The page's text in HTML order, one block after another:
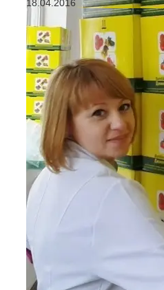
18.04.2016